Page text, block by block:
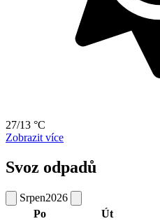
27/13 °C
Zobrazit více
Svoz odpadů
Srpen2026
Po
Út